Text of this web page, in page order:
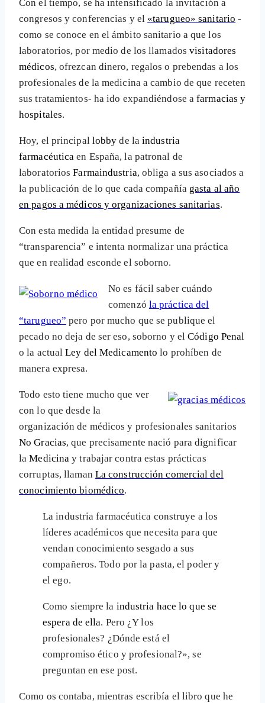
Con el tiempo, se ha intensificado la invitación a
congresos y conferencias y el «tarugueo» sanitario -
como se conoce en el ámbito sanitario a que los
laboratorios, por medio de los llamadosvisitadores
médicos, ofrezcan dinero, regalos o prebendas a los
profesionales de la medicina a cambio de que receten
sus tratamientos- ha ido expandiéndose afarmacias y
hospitales.
Hoy, el principal lobby de laindustria
farmacéutica en España, la patronal de
laboratoriosFarmaindustria, obliga a sus asociados a
la publicación de lo que cada compañía gasta al año
en pagos a médicos y organizaciones sanitarias.
Con esta medida la entidad presume de
“transparencia” e intenta normalizar una práctica
que en realidad esconde el soborno.
No es fácil saber cuándo
comenzó la práctica del
“tarugueo” pero por mucho que se publique el
pecado no deja de ser eso, soborno y elCódigo Penal
o la actualLey del Medicamento lo prohíben de
manera expresa.
Todo esto tiene mucho que ver
con lo que desde la
organización de médicos y profesionales sanitarios
No Gracias, que precisamente nació para dignificar
laMedicina y trabajar contra estas prácticas
corruptas, llaman La construcción comercial del
conocimiento biomédico.
La industria farmacéutica construye a los
líderes académicos que necesita para que
vendan conocimiento sesgado a sus
compañeros. Todo por la pasta, el poder y
el ego.
Como siempre la industria hace lo que se
espera de ella. Pero ¿Y los
profesionales? ¿Dónde está el
compromiso ético y profesional?», se
preguntan en ese post.
Como os contaba, mientras escribía el libro que he